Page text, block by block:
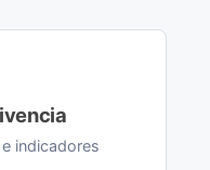
indicadores